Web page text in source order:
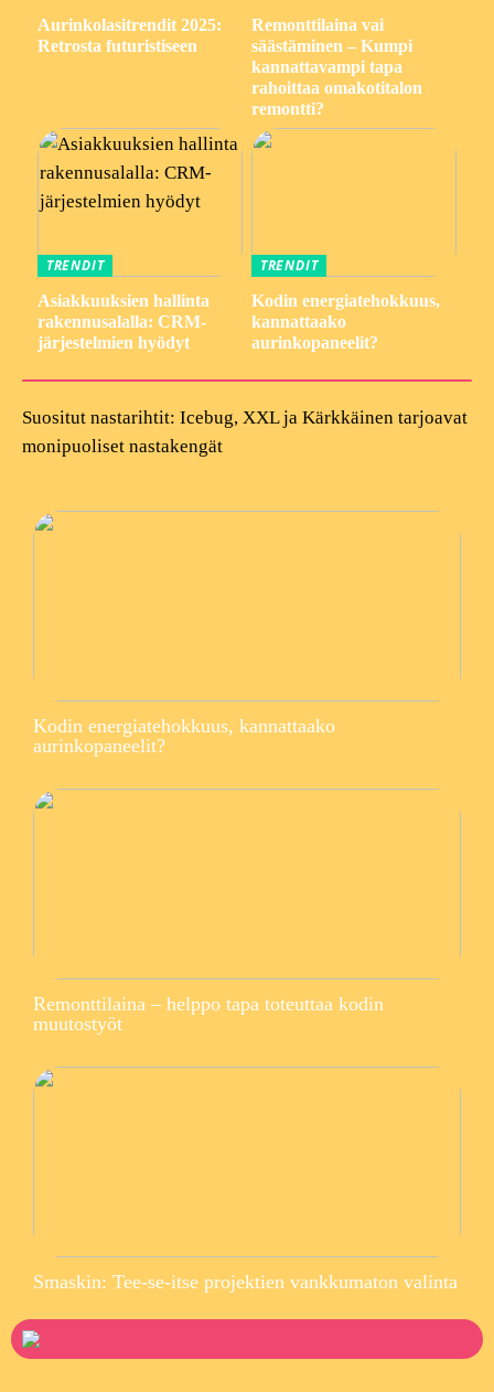
Aurinkolasitrendit 2025:
Retrosta futuristiseen
Remonttilaina vai
säästäminen – Kumpi
kannattavampi tapa
rahoittaa omakotitalon
remontti?
TRENDIT
Asiakkuuksien hallinta
rakennusalalla: CRM-
järjestelmien hyödyt
TRENDIT
Kodin energiatehokkuus,
kannattaako
aurinkopaneelit?
Suositut nastarihtit: Icebug, XXL ja Kärkkäinen tarjoavat
monipuoliset nastakengät
Kodin energiatehokkuus, kannattaako
aurinkopaneelit?
Remonttilaina – helppo tapa toteuttaa kodin
muutostyöt
Smaskin: Tee-se-itse projektien vankkumaton valinta